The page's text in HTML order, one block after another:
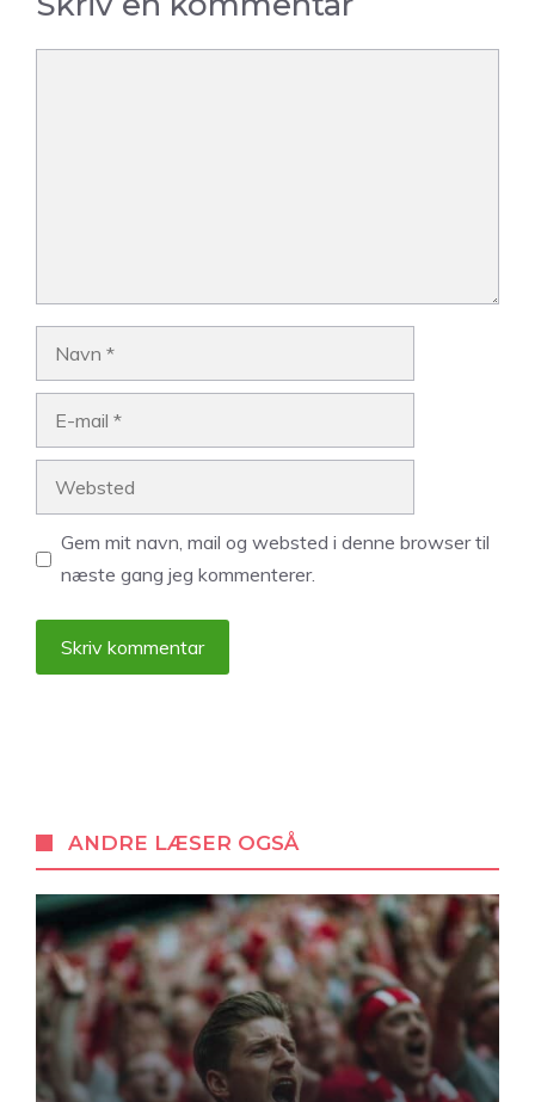
Gem mit navn, mail og websted i denne browser til
næste gang jeg kommenterer.
r
n
a
t
i
e
ANDRE LÆSER OGSÅ